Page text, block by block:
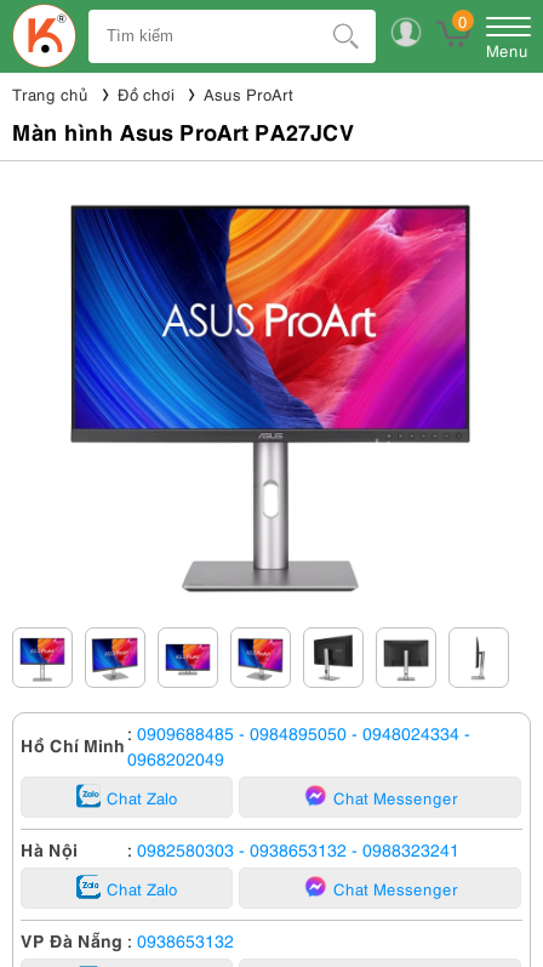
0
Menu
Trang chủ Đồ chơi Asus ProArt
Màn hình Asus ProArt PA27JCV
Hồ Chí Minh : 0909688485 - 0984895050 - 0948024334 -
0968202049
Chat Zalo Chat Messenger
Hà Nội : 0982580303 - 0938653132 - 0988323241
Chat Zalo Chat Messenger
VP Đà Nẵng : 0938653132